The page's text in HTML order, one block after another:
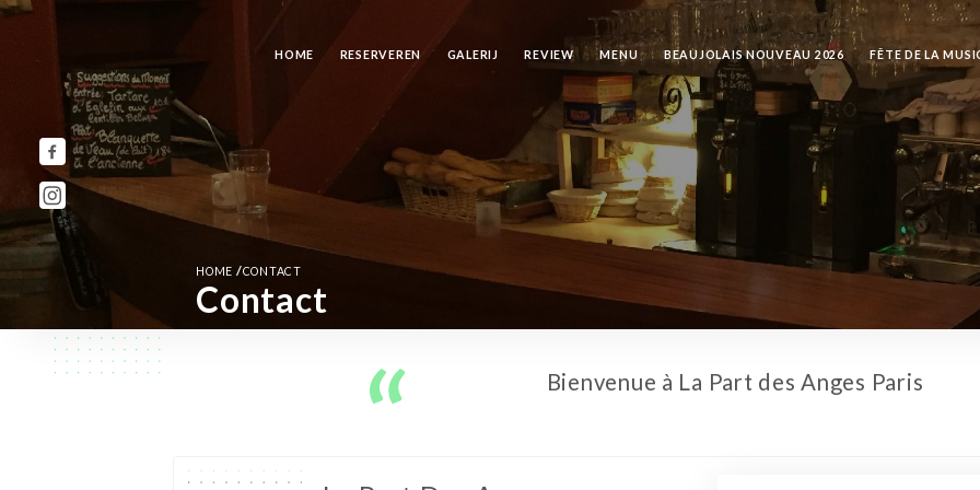
HOME RESERVEREN GALERIJ REVIEW MENU BEAUJOLAIS NOUVEAU 2026 FÊTE DE LA
HOME /CONTACT
Contact
Bienvenue à La Part des Anges Paris